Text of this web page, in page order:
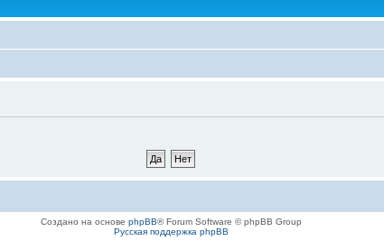
Создано на основе phpBB® Forum Software © phpBB Group
Русская поддержка phpBB